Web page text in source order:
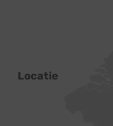
Locatie